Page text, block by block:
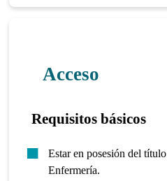
Acceso
Requisitos básicos
Estar en posesión del
Enfermería.